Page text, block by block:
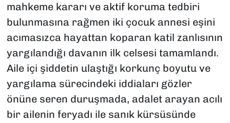
mahkeme kararı ve aktif koruma tedbiri
bulunmasına rağmen iki çocuk annesi eşini
acımasızca hayattan koparan katil zanlısının
yargılandığı davanın ilk celsesi tamamlandı.
Aile içi şiddetin ulaştığı korkunç boyutu ve
yargılama sürecindeki iddiaları gözler
önüne seren duruşmada, adalet arayan acılı
bir ailenin feryadı ile sanık kürsüsünde